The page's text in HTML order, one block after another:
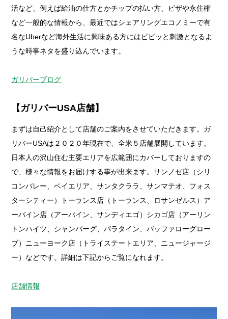
活など、例えば給油の仕方とかチップの払い方、ビザや永住権
など一般的な情報から、最近ではシェアリングエコノミーで有
名なUberなど海外生活に興味ある方にはビビッと刺激となるよ
うな時事ネタを盛り込んでいます。
ガリバーブログ
【ガリバーUSA店舗】
まずは自己紹介として店舗のご案内をさせていただきます。ガ
リバーUSAは２０２０年現在で、全米５店舗展開しています。
日本人の沢山住む主要エリアを広範囲にカバーしておりますの
で、様々な情報をお届けする事が出来ます。サンノゼ店（シリ
コンバレー、ベイエリア、サンタクララ、サンマテオ、フォス
ターシティー）トーランス店（トーランス、ロサンゼルス）ア
ーバイン店（アーバイン、サンディエゴ）シカゴ店（アーリン
トンハイツ、シャンバーグ、パラタイン、バッファローグロー
ブ）ニューヨーク店（トライステートエリア、ニュージャージ
ー）などです。詳細は下記からご覧になれます。
店舗情報